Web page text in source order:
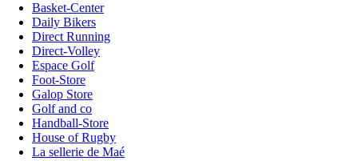
Basket-Center
Daily Bikers
Direct Running
Direct-Volley
Espace Golf
Foot-Store
Galop Store
Golf and co
Handball-Store
House of Rugby
La sellerie de Maé